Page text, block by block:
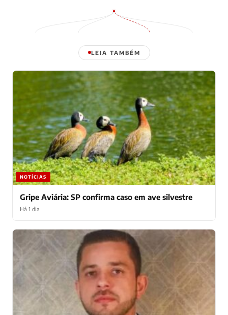
LEIA TAMBÉM
NOTÍCIAS
Gripe Aviária: SP confirma caso em ave silvestre
Há 1 dia